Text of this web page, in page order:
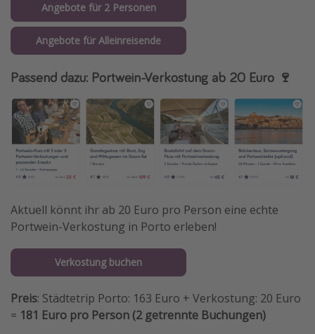
Angebote für 2 Personen
Angebote für Alleinreisende
Passend dazu: Portwein-Verkostung ab 20 Euro 🍷
Aktuell könnt ihr ab 20 Euro pro Person eine echte
Portwein-Verkostung in Porto erleben!
Verkostung buchen
Preis: Städtetrip Porto: 163 Euro + Verkostung: 20 Euro
= 181 Euro pro Person (2 getrennte Buchungen)